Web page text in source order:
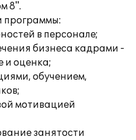
8".
программы:
в персонале;
бизнеса кадрами -
и оценка;
обучением,
мотивацией
занятости